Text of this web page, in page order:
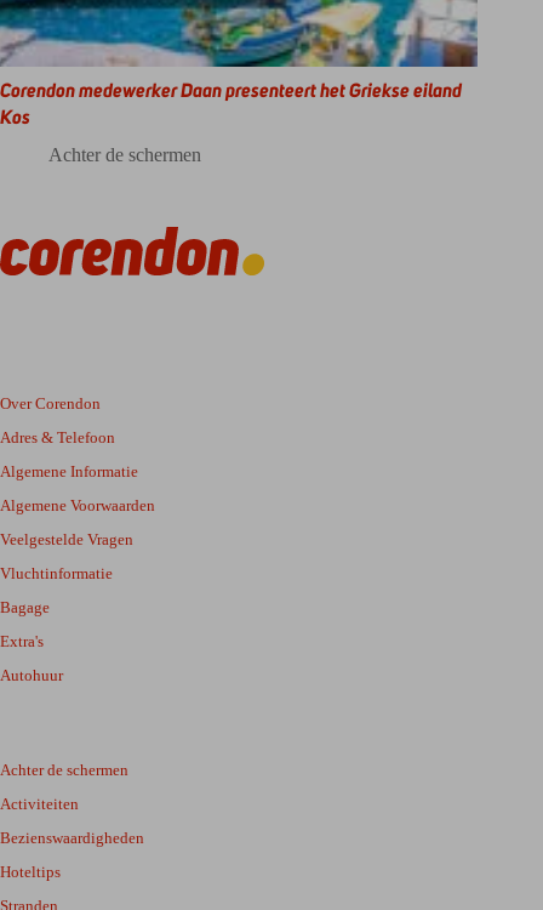
Corendon medewerker Daan presenteert het Griekse eiland
Kos
Achter de schermen
Over Corendon
Adres & Telefoon
Algemene Informatie
Algemene Voorwaarden
Veelgestelde Vragen
Vluchtinformatie
Bagage
Extra's
Autohuur
Achter de schermen
Activiteiten
Bezienswaardigheden
Hoteltips
Stranden